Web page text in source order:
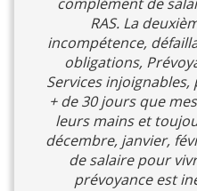
RAS. La
incompétence,
obligations,
Services
+ de 30 jours que
leurs mains et
décembre, janvier,
de salaire pour
prévoyance est